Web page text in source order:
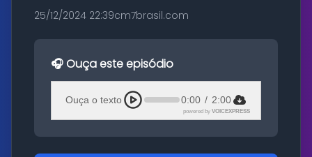
25/12/2024 22:39cm7brasil.com
🎧 Ouça este episódio
Ouça o texto 0:00 / 2:00
powered by VOICEXPRESS